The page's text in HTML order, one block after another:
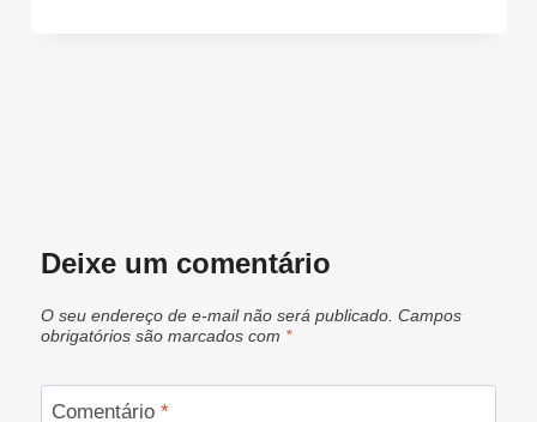
Deixe um comentário
O seu endereço de e-mail não será publicado. Campos
obrigatórios são marcados com *
Comentário *